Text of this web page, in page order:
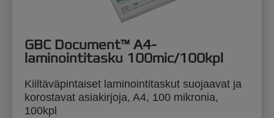
GBC Document™ A4-
laminointitasku 100mic/100kpl
Kiiltäväpintaiset laminointitaskut suojaavat ja
korostavat asiakirjoja, A4, 100 mikronia,
100kpl